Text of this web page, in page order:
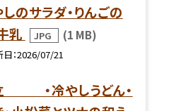
しのサラダ・りんごの
乳
JPG (1 MB)
日 2026/07/21
・冷やしうどん・